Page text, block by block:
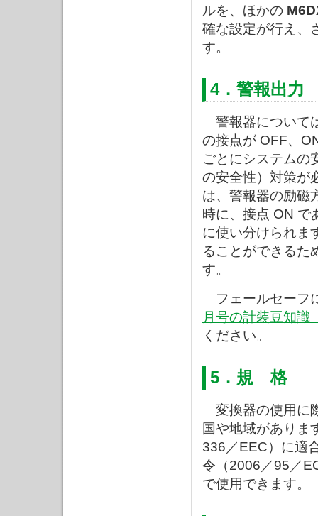
ルを、ほかの
確な設定が行え、
す。
4．警報出力
警報器について
の接点が OFF、
ごとにシステムの
の安全性）対策が
は、警報器の励磁
時に、接点 ON で
に使い分けられま
ることができるた
す。
フェールセーフ
月号の計装豆知識
ください。
5．規 格
変換器の使用に
国や地域がありま
336／EEC）に適
令（2006／95／
で使用できます。